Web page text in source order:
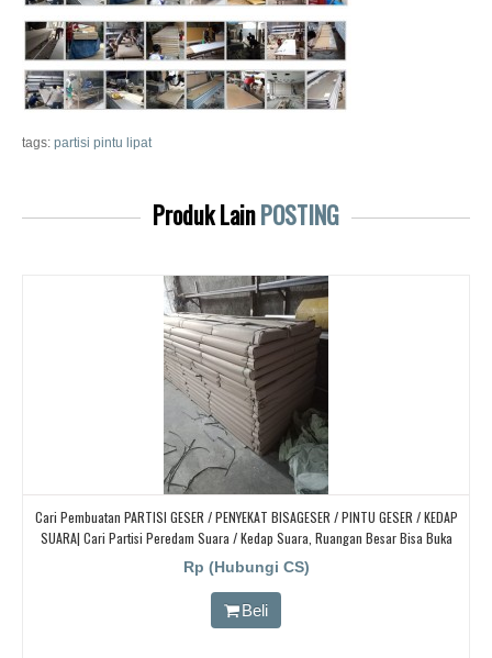
tags: partisi pintu lipat
Produk LainPOSTING
Cari Pembuatan PARTISI GESER / PENYEKAT BISAGESER / PINTU GESER / KEDAP
SUARA| Cari Partisi Peredam Suara / Kedap Suara, Ruangan Besar Bisa Buka
Tutup
Rp (Hubungi CS)
Beli